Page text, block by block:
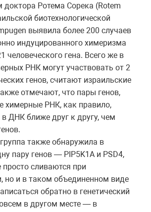
доктора Ротема Сорека (Rotem
биотехнологической
выявила более 200 случаев
индуцированного химеризма
человеческого гена. Всего же в
РНК могут участвовать от 2
генов, считают израильские
отмечают, что пары генов,
РНК, как правило,
ДНК ближе друг к другу, чем
также обнаружила в
пару генов — PIP5K1A и PSD4,
сливаются при
но и в таком объединенном виде
обратно в генетический
в другом месте — в